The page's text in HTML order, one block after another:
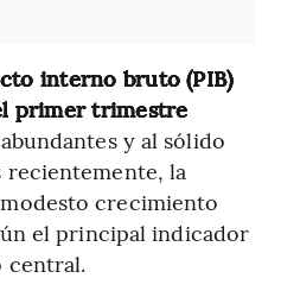
interno bruto (PIB)
primer trimestre
y al sólido
recientemente, la
crecimiento
el principal indicador
central.